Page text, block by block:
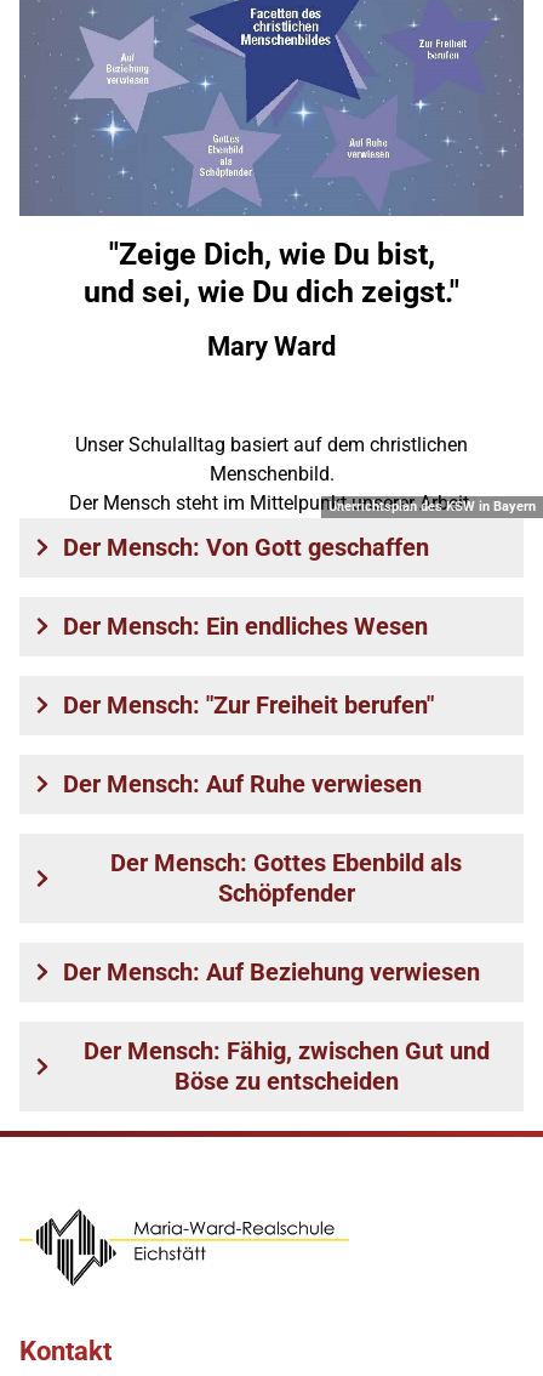
Unerrichtsplan des KSW in Bayern
"Zeige Dich, wie Du bist,
und sei, wie Du dich zeigst."
Mary Ward
Unser Schulalltag basiert auf dem christlichen
Menschenbild.
Der Mensch steht im Mittelpunkt unserer Arbeit.
Der Mensch: Von Gott geschaffen
Der Mensch: Ein endliches Wesen
Der Mensch: "Zur Freiheit berufen"
Der Mensch: Auf Ruhe verwiesen
Der Mensch: Gottes Ebenbild als
Schöpfender
Der Mensch: Auf Beziehung verwiesen
Der Mensch: Fähig, zwischen Gut und
Böse zu entscheiden
Kontakt